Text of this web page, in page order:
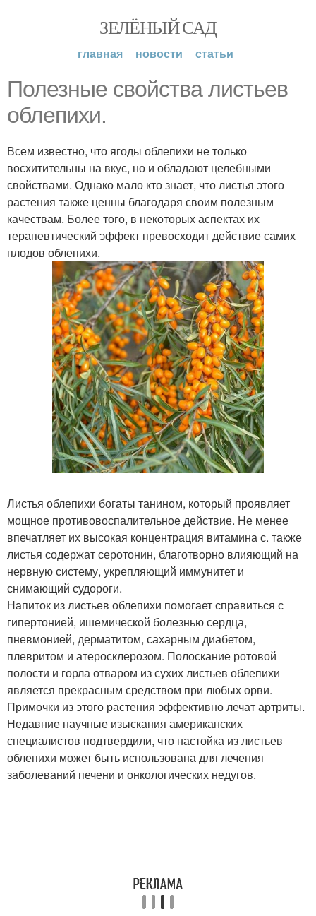
ЗЕЛЁНЫЙ САД
главная новости статьи
Полезные свойства листьев
облепихи.
Всем известно, что ягоды облепихи не только
восхитительны на вкус, но и обладают целебными
свойствами. Однако мало кто знает, что листья этого
растения также ценны благодаря своим полезным
качествам. Более того, в некоторых аспектах их
терапевтический эффект превосходит действие самих
плодов облепихи.
Листья облепихи богаты танином, который проявляет
мощное противовоспалительное действие. Не менее
впечатляет их высокая концентрация витамина с. также
листья содержат серотонин, благотворно влияющий на
нервную систему, укрепляющий иммунитет и
снимающий судороги.
Напиток из листьев облепихи помогает справиться с
гипертонией, ишемической болезнью сердца,
пневмонией, дерматитом, сахарным диабетом,
плевритом и атеросклерозом. Полоскание ротовой
полости и горла отваром из сухих листьев облепихи
является прекрасным средством при любых орви.
Примочки из этого растения эффективно лечат артриты.
Недавние научные изыскания американских
специалистов подтвердили, что настойка из листьев
облепихи может быть использована для лечения
заболеваний печени и онкологических недугов.